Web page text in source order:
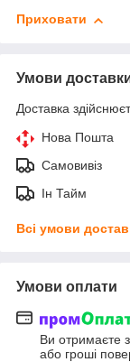
Приховати
Умови
Доставка
Нова Пошта
Самовивіз
Ін Тайм
Всі умови
Умови оплати
Ви отримаєте
або гроші